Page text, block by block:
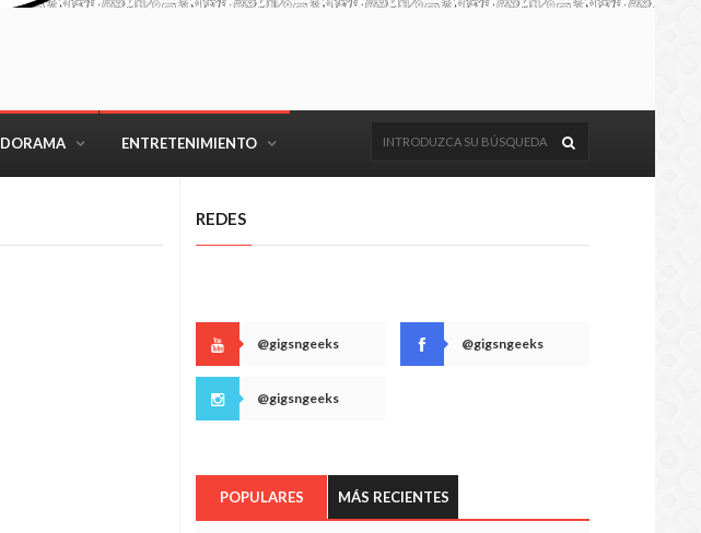
DORAMA ENTRETENIMIENTO
REDES
@gigsngeeks @gigsngeeks
@gigsngeeks
POPULARES MÁS RECIENTES